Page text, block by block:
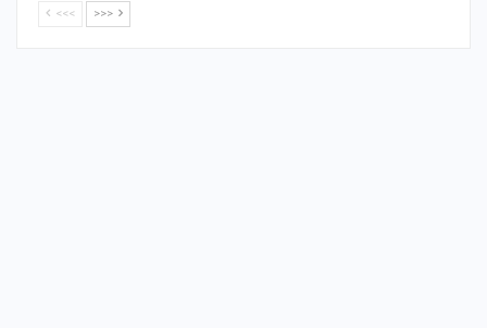
<<< >>>